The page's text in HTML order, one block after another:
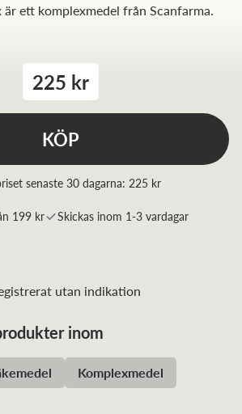
ett komplexmedel från Scanfarma.
225 kr
KÖP
senaste 30 dagarna: 225 kr
199 kr Skickas inom 1-3 vardagar
utan indikation
inom
Komplexmedel